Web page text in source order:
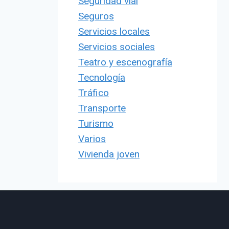
Seguros
Servicios locales
Servicios sociales
Teatro y escenografía
Tecnología
Tráfico
Transporte
Turismo
Varios
Vivienda joven